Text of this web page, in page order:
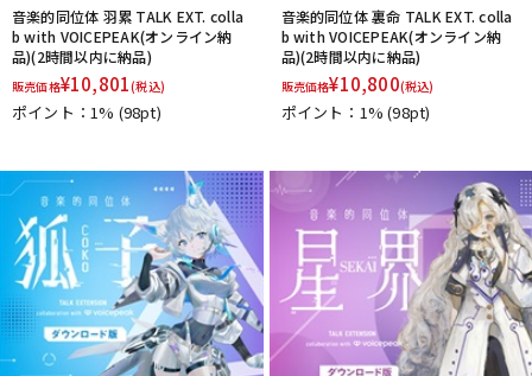
アンプ エフェクター
DJ機器 DTM
DTM オンライン納品 レコーディング機器
配信/ライブ機器 楽器アクセサリ
中古 ヴィンテージ
音楽的同位体 羽累 TALK EXT. colla
b with VOICEPEAK(オンライン納
品)(2時間以内に納品)
販売価格¥10,801(税込)
ポイント：1% (98pt)
音楽的同位体 裏命 TALK EXT. colla
b with VOICEPEAK(オンライン納
品)(2時間以内に納品)
販売価格¥10,800(税込)
ポイント：1%(98pt)